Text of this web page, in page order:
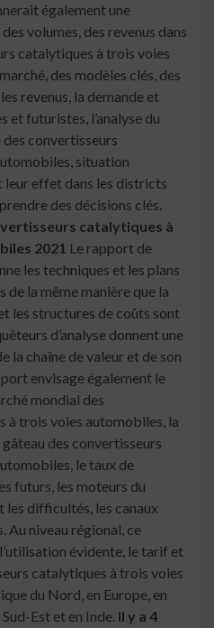
également une
volumes, des revenus dans
catalytiques à trois voies
des modèles clés, des
revenus, la demande et
et futuristes, l’analyse du
convertisseurs
situation
leur effet dans les districts
des décisions clés.
catalytiques à
2021 Le rapport de
les techniques et les plans
de la même manière que la
les structures de coûts sont
d’analyse donnent une
la chaîne de valeur et de son
envisage également le
mondial des
à trois voies automobiles, la
des convertisseurs
le taux de
futurs, les moteurs du
les difficultés, les canaux
Au niveau régional, ce
évidente, le tarif et
catalytiques à trois voies
du Nord, en Europe, en
Est et en Inde. Il y a 4